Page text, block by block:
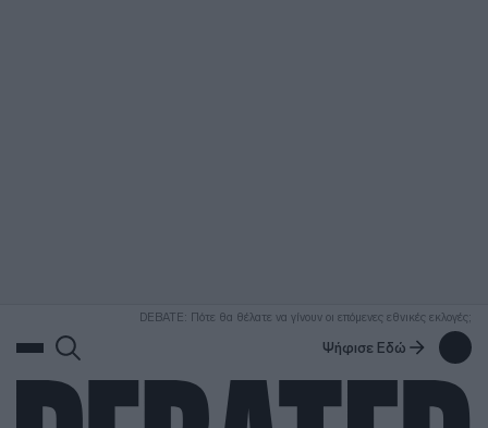
DEBATE: Πότε θα θέλατε να γίνουν οι επόμενες εθνικές εκλογές;
Ψήφισε Εδώ